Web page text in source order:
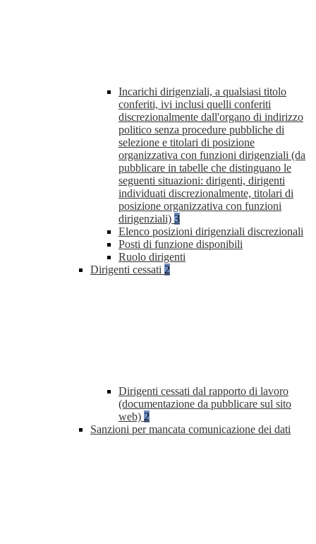
Incarichi dirigenziali, a qualsiasi titolo
conferiti, ivi inclusi quelli conferiti
discrezionalmente dall'organo di indirizzo
politico senza procedure pubbliche di
selezione e titolari di posizione
organizzativa con funzioni dirigenziali (da
pubblicare in tabelle che distinguano le
seguenti situazioni: dirigenti, dirigenti
individuati discrezionalmente, titolari di
posizione organizzativa con funzioni
dirigenziali) 3
Elenco posizioni dirigenziali discrezionali
Posti di funzione disponibili
Ruolo dirigenti
Dirigenti cessati 2
Dirigenti cessati dal rapporto di lavoro
(documentazione da pubblicare sul sito
web) 2
Sanzioni per mancata comunicazione dei dati